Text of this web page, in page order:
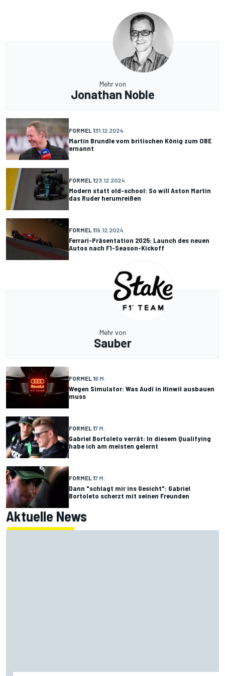
Mehr von
Jonathan Noble
FORMEL 131.12.2024
Martin Brundle vom britischen König zum OBE
ernannt
FORMEL 123.12.2024
Modern statt old-school: So will Aston Martin
das Ruder herumreißen
FORMEL 119.12.2024
Ferrari-Präsentation 2025: Launch des neuen
Autos nach F1-Season-Kickoff
Mehr von
Sauber
FORMEL 16 M.
Wegen Simulator: Was Audi in Hinwil ausbauen
muss
FORMEL 17 M.
Gabriel Bortoleto verrät: In diesem Qualifying
habe ich am meisten gelernt
FORMEL 17 M.
Dann "schlagt mir ins Gesicht": Gabriel
Bortoleto scherzt mit seinen Freunden
Aktuelle News